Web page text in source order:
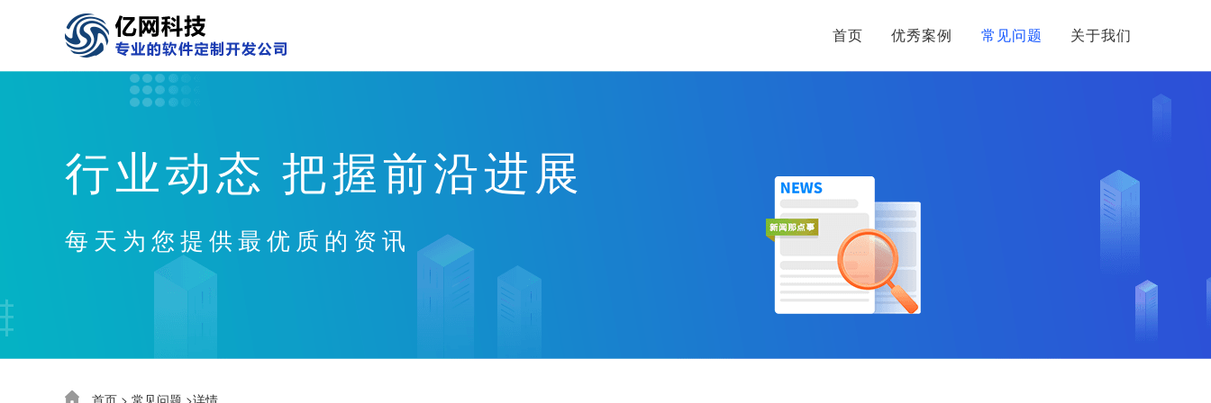
首页 优秀案例 常见问题 关于我们
行业动态 把握前沿进展
每天为您提供最优质的资讯
首页 > 常见问题 >详情